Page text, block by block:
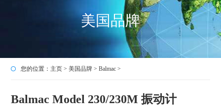
美国品牌
您的位置： 主页 >美国品牌 >Balmac >
Balmac Model 230/230M 振动计